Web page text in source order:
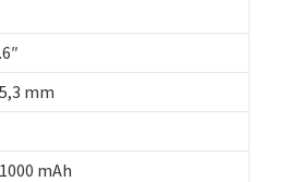
mm
mAh